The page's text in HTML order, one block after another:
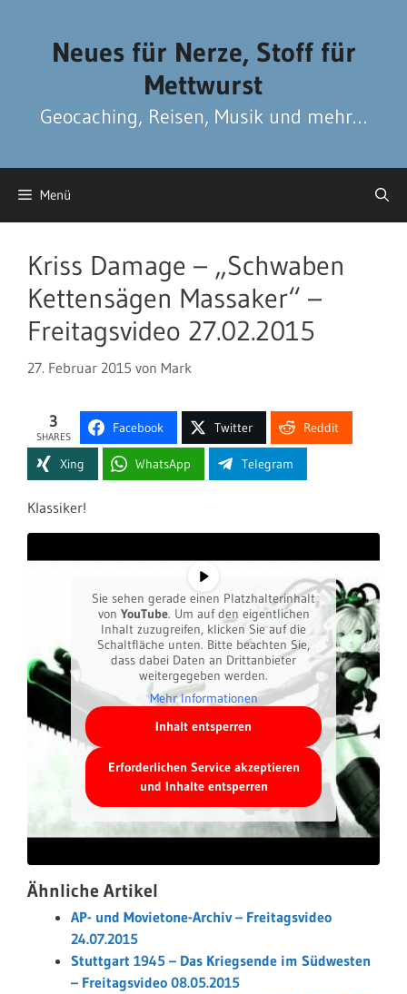
Neues für Nerze, Stoff für
Mettwurst
Geocaching, Reisen, Musik und mehr…
Menü
Kriss Damage – „Schwaben
Kettensägen Massaker“ –
Freitagsvideo 27.02.2015
27. Februar 2015 von Mark
3
SHARES
Facebook Twitter Reddit
Xing WhatsApp Telegram
Klassiker!
Sie sehen gerade einen Platzhalterinhalt
von YouTube. Um auf den eigentlichen
Inhalt zuzugreifen, klicken Sie auf die
Schaltfläche unten. Bitte beachten Sie,
dass dabei Daten an Drittanbieter
weitergegeben werden.
Mehr Informationen
Inhalt entsperren
Erforderlichen Service akzeptieren
und Inhalte entsperren
Ähnliche Artikel
AP- und Movietone-Archiv – Freitagsvideo
24.07.2015
Stuttgart 1945 – Das Kriegsende im Südwesten
– Freitagsvideo 08.05.2015